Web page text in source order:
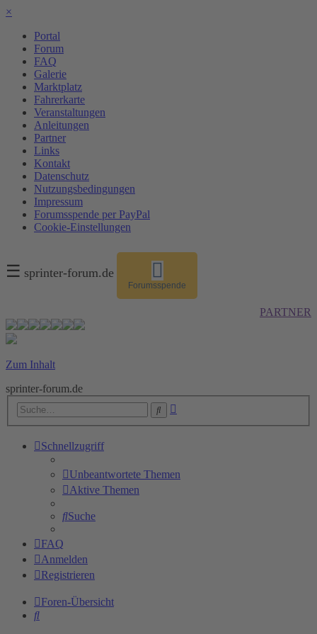
×
Portal
Forum
FAQ
Galerie
Marktplatz
Fahrerkarte
Veranstaltungen
Anleitungen
Partner
Links
Kontakt
Datenschutz
Nutzungsbedingungen
Impressum
Forumsspende per PayPal
Cookie-Einstellungen
☰ sprinter-forum.de
Forumsspende
PARTNER
Zum Inhalt
sprinter-forum.de
Suche
Schnellzugriff
Unbeantwortete Themen
Aktive Themen
Suche
FAQ
Anmelden
Registrieren
Foren-Übersicht
Suche